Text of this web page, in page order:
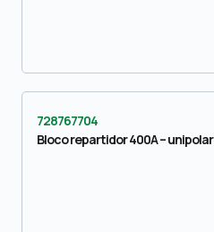
728767704
Bloco repartidor 400A – unipolar